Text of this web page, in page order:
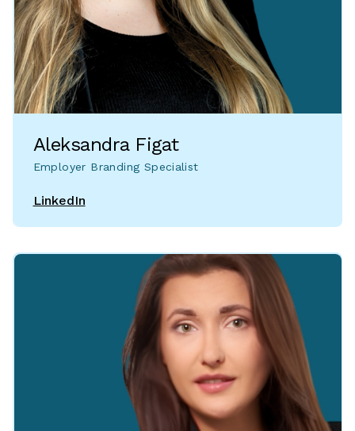
Aleksandra Figat
Employer Branding Specialist
LinkedIn